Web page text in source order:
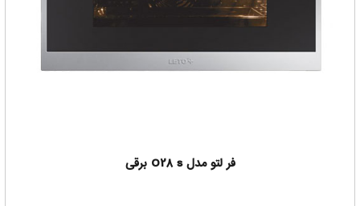
فر لتو مدل O28 s برقی